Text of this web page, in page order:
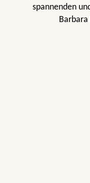
spannenden